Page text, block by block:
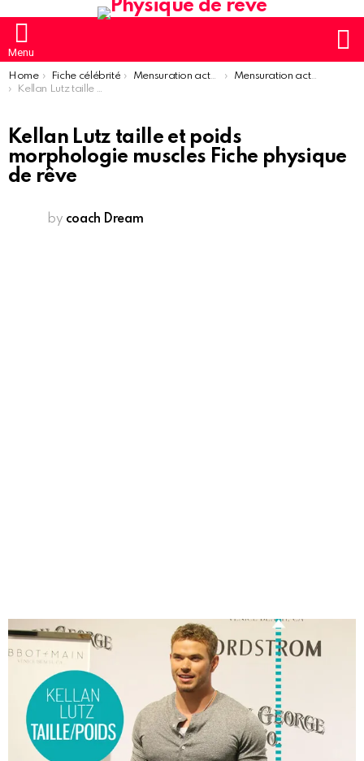
Menu
You are here:
Home Fiche célébrité Mensuration acteur
Mensuration acteur homme
Kellan Lutz taille et poids morphologie muscles Fiche physique de rêve
Kellan Lutz taille et poids
morphologie muscles Fiche physique
de rêve
by coach Dream